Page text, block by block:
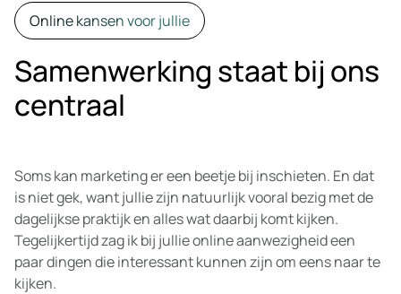
Online kansen voor jullie
Samenwerking staat bij ons
centraal
Soms kan marketing er een beetje bij inschieten. En dat
is niet gek, want jullie zijn natuurlijk vooral bezig met de
dagelijkse praktijk en alles wat daarbij komt kijken.
Tegelijkertijd zag ik bij jullie online aanwezigheid een
paar dingen die interessant kunnen zijn om eens naar te
kijken.